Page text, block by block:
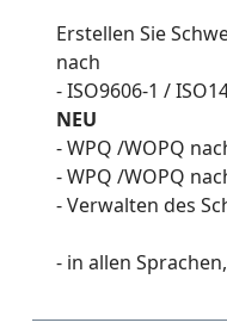
Erstellen Sie
nach
- ISO9606-1 /
NEU
- WPQ /WOPQ
- WPQ /WOPQ
- Verwalten des
- in allen